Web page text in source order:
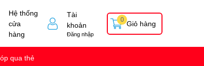
Hệ thống
cửa
hàng
Tài
khoản
Đăng nhập
Giỏ hàng
0
qua thẻ